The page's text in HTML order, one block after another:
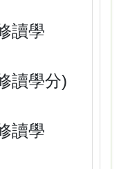
讀學
讀學分)
讀學